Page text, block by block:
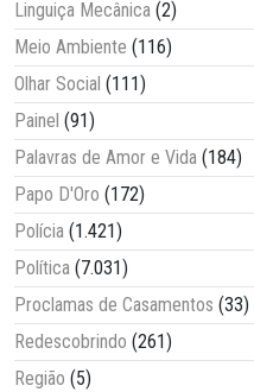
Linguiça Mecânica (2)
Meio Ambiente (116)
Olhar Social (111)
Painel (91)
Palavras de Amor e Vida (184)
Papo D'Oro (172)
Polícia (1.421)
Política (7.031)
Proclamas de Casamentos (33)
Redescobrindo (261)
Região (5)